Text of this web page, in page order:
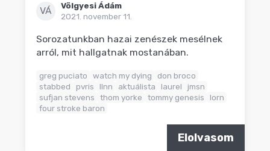
VÁ
Völgyesi Ádám
2021. november 11.
Sorozatunkban hazai zenészek mesélnek
arról, mit hallgatnak mostanában.
greg puciato watch my dying
don broco
stabbed
pvris llnn aktuálista laurel
jmsn
sufjan stevens
thom yorke tommy genesis
lorn
four stroke baron
Elolvasom